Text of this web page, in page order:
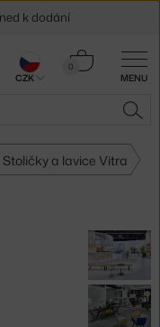
MENU
0
Košík
Stoličky a lavice Vitra
k dodání
CZK